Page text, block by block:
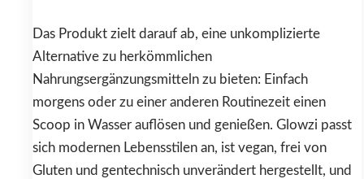
Das Produkt zielt darauf ab, eine unkomplizierte
Alternative zu herkömmlichen
Nahrungsergänzungsmitteln zu bieten: Einfach
morgens oder zu einer anderen Routinezeit einen
Scoop in Wasser auflösen und genießen. Glowzi passt
sich modernen Lebensstilen an, ist vegan, frei von
Gluten und gentechnisch unverändert hergestellt, und